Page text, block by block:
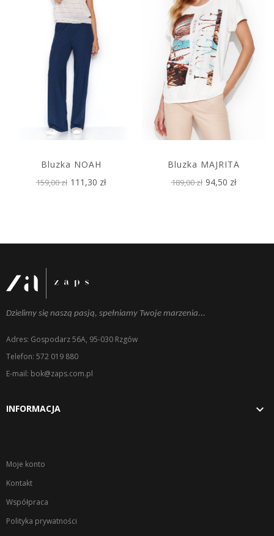
Bluzka NOAH
159,00 zł 111,30 zł
Bluzka MAJRITA
189,00 zł 94,50 zł
Dzielimy się naszą pasją, spełniamy Twoje marzenia...
Adres: Gospodarz 56A, 95-030 Rzgów
Telefon: 572 019 880
E-mail: bok@zaps.com.pl
INFORMACJA 
Moje konto
Kontakt
Współpraca
Polityka prywatności